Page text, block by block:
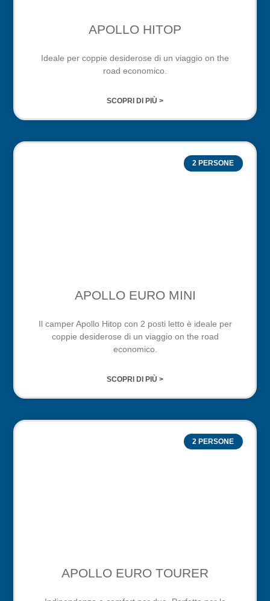
APOLLO HITOP
Ideale per coppie desiderose di un viaggio on the
road economico.
SCOPRI DI PIÙ >
2 PERSONE
APOLLO EURO MINI
Il camper Apollo Hitop con 2 posti letto è ideale per
coppie desiderose di un viaggio on the road
economico.
SCOPRI DI PIÙ >
2 PERSONE
APOLLO EURO TOURER